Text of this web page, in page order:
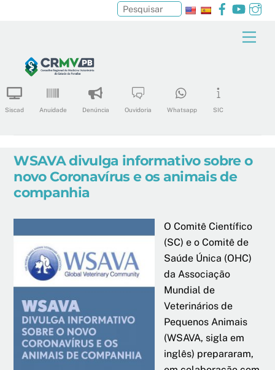
content
Facebook
Siscad Anuidade Denúncia Ouvidoria Whatsapp SIC
Pesquisar
WSAVA divulga informativo sobre o
novo Coronavírus e os animais de
companhia
O Comitê Científico
(SC) e o Comitê de
Saúde Única (OHC)
da Associação
Mundial de
Veterinários de
Pequenos Animais
(WSAVA, sigla em
inglês) prepararam,